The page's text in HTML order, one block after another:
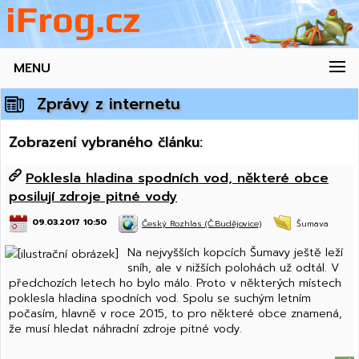
MENU
Zprávy z internetu
Zobrazení vybraného článku:
Poklesla hladina spodních vod, některé obce
posilují zdroje pitné vody
09.03.2017 10:50 Český Rozhlas (Č.Budějovice) Šumava
Na nejvyšších kopcích Šumavy ještě leží
sníh, ale v nižších polohách už odtál. V
předchozích letech ho bylo málo. Proto v některých místech
poklesla hladina spodních vod. Spolu se suchým letním
počasím, hlavně v roce 2015, to pro některé obce znamená,
že musí hledat náhradní zdroje pitné vody.